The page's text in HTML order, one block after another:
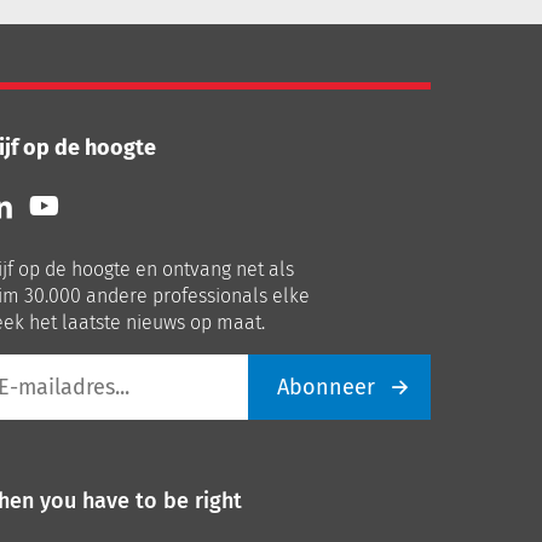
op de hoogte
Volg
ons
Youtube
op de hoogte en ontvang net als
30.000 andere professionals elke
het laatste nieuws op maat.
Abonneer
you have to be right